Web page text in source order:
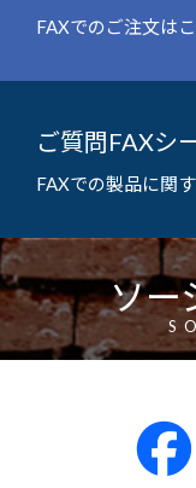
FAXでのご注文は
ご質問FAXシ
FAXでの製品に関
ソー